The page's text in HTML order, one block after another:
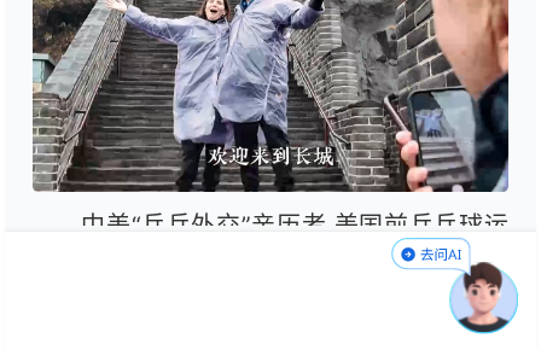
中美“乒乓外交”亲历者 美国前乒乓球运
动员 朱迪•霍夫罗斯特：欢迎来到长城。